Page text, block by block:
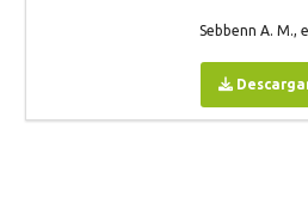
Sebbenn A. M.,